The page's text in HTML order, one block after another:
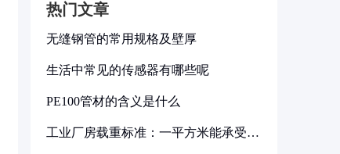
热门文章
无缝钢管的常用规格及壁厚
生活中常见的传感器有哪些呢
PE100管材的含义是什么
工业厂房载重标准：一平方米能承受多